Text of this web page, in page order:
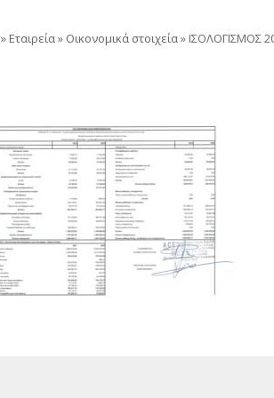
» Εταιρεία» Οικονομικά στοιχεία» ΙΣΟΛΟΓΙΣΜΟΣ